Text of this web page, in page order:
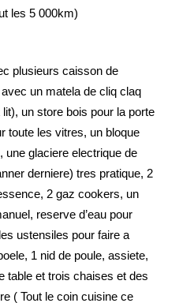
les 5 000km)
plusieurs caisson de
un matela de cliq claq
un store bois pour la porte
toute les vitres, un bloque
une glaciere electrique de
derniere) tres pratique, 2
2 gaz cookers, un
reserve d’eau pour
ustensiles pour faire a
1 nid de poule, assiete,
table et trois chaises et des
( Tout le coin cuisine ce